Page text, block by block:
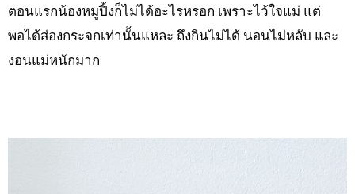
ตอนแรกน้องหมูปิ้งก็ไม่ได้อะไรหรอก เพราะไว้ใจแม่ แต่
พอได้ส่องกระจกเท่านั้นแหละ ถึงกินไม่ได้ นอนไม่หลับ และ
งอนแม่หนักมาก